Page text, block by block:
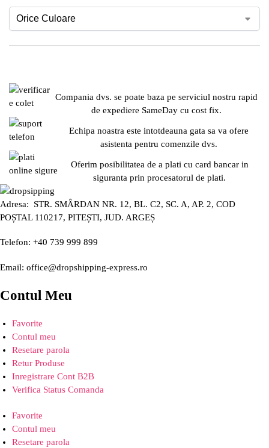
Compania dvs. se poate baza pe serviciul nostru rapid
de expediere SameDay cu cost fix.
Echipa noastra este intotdeauna gata sa va ofere
asistenta pentru comenzile dvs.
Oferim posibilitatea de a plati cu card bancar in
siguranta prin procesatorul de plati.
Adresa: STR. SMÂRDAN NR. 12, BL. C2, SC. A, AP. 2, COD
POȘTAL 110217, PITEȘTI, JUD. ARGEȘ
Telefon: +40 739 999 899
Email: office@dropshipping-express.ro
Contul Meu
Favorite
Contul meu
Resetare parola
Retur Produse
Inregistrare Cont B2B
Verifica Status Comanda
Favorite
Contul meu
Resetare parola